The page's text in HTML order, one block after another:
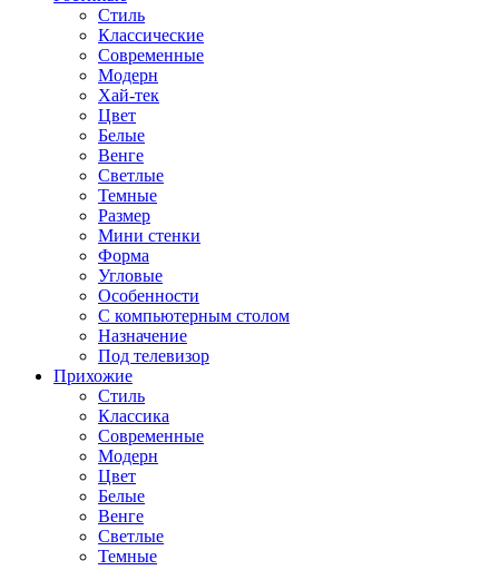
Стиль
Классические
Современные
Модерн
Хай-тек
Цвет
Белые
Венге
Светлые
Темные
Размер
Мини стенки
Форма
Угловые
Особенности
С компьютерным столом
Назначение
Под телевизор
Прихожие
Стиль
Классика
Современные
Модерн
Цвет
Белые
Венге
Светлые
Темные